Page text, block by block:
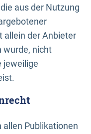
aus der Nutzung
allein der Anbieter
wurde, nicht
jeweilige
allen Publikationen